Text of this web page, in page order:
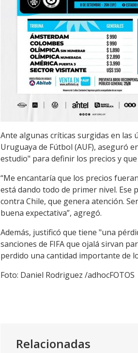
Ante algunas críticas surgidas en las
Uruguaya de Fútbol (AUF), aseguró
estudio" para definir los precios y
“Me encantaría que los precios
está dando todo de primer nivel. Ese
contra Chile, que genera atención.
buena expectativa”, agregó.
Además, justificó que tiene "una
sanciones de FIFA que ojalá sirvan
perdido una cantidad importante de
Foto: Daniel Rodriguez /adhocFOTOS
Relacionadas